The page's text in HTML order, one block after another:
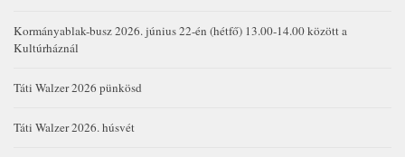
Kormányablak-busz 2026. június 22-én (hétfő) 13.00-14.00 között a
Kultúrháznál
Táti Walzer 2026 pünkösd
Táti Walzer 2026. húsvét